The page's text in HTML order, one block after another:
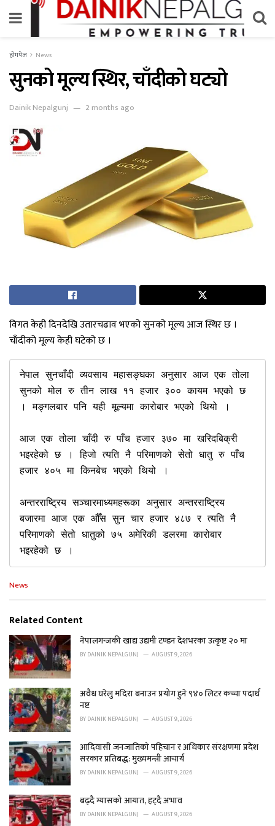
होमपेज News
सुनको मूल्य स्थिर, चाँदीको घट्यो
Dainik Nepalgunj 2 months ago
विगत केही दिनदेखि उतारचढाव भएको सुनको मूल्य आज स्थिर छ ।
चाँदीको मूल्य केही घटेको छ ।
नेपाल सुनचाँदी व्यवसाय महासङ्घका अनुसार आज एक तोला
सुनको मोल रु तीन लाख ११ हजार ३०० कायम भएको छ
। मङ्गलबार पनि यही मूल्यमा कारोबार भएको थियो ।
आज एक तोला चाँदी रु पाँच हजार ३७० मा खरिदबिक्री
भइरहेको छ । हिजो त्यति नै परिमाणको सेतो धातु रु पाँच
हजार ४०५ मा किनबेच भएको थियो ।
अन्तरराष्ट्रिय सञ्चारमाध्यमहरूका अनुसार अन्तरराष्ट्रिय
बजारमा आज एक औँस सुन चार हजार ४८७ र त्यति नै
परिमाणको सेतो धातुको ७५ अमेरिकी डलरमा कारोबार
भइरहेको छ ।
C
e
o
r
i
e
:
News
Related Content
नेपालगन्जकी खाद्य उद्यमी टण्डन देशभरका उत्कृष्ट २० मा
BYDAINIK NEPALGUNJ AUGUST 9, 2026
अवैध घरेलु मदिरा बनाउन प्रयोग हुने ९४० लिटर कच्चा पदार्थ
नष्ट
BYDAINIK NEPALGUNJ AUGUST 9, 2026
आदिवासी जनजातिको पहिचान र अधिकार संरक्षणमा प्रदेश
सरकार प्रतिबद्ध: मुख्यमन्त्री आचार्य
BYDAINIK NEPALGUNJ AUGUST 9, 2026
बढ्दै ग्यासको आयात, हट्दै अभाव
BYDAINIK NEPALGUNJ AUGUST 9, 2026